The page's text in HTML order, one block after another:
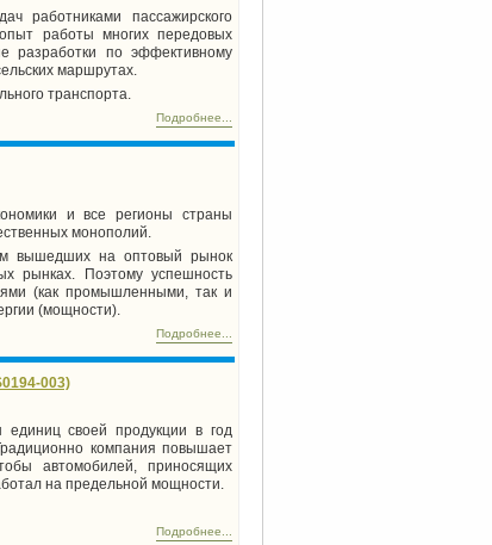
работниками пассажирского
работы многих передовых
разработки по эффективному
маршрутах.
транспорта.
Подробнее...
и все регионы страны
монополий.
вышедших на оптовый рынок
рынках. Поэтому успешность
(как промышленными, так и
(мощности).
Подробнее...
003)
своей продукции в год
компания повышает
автомобилей, приносящих
на предельной мощности.
Подробнее...